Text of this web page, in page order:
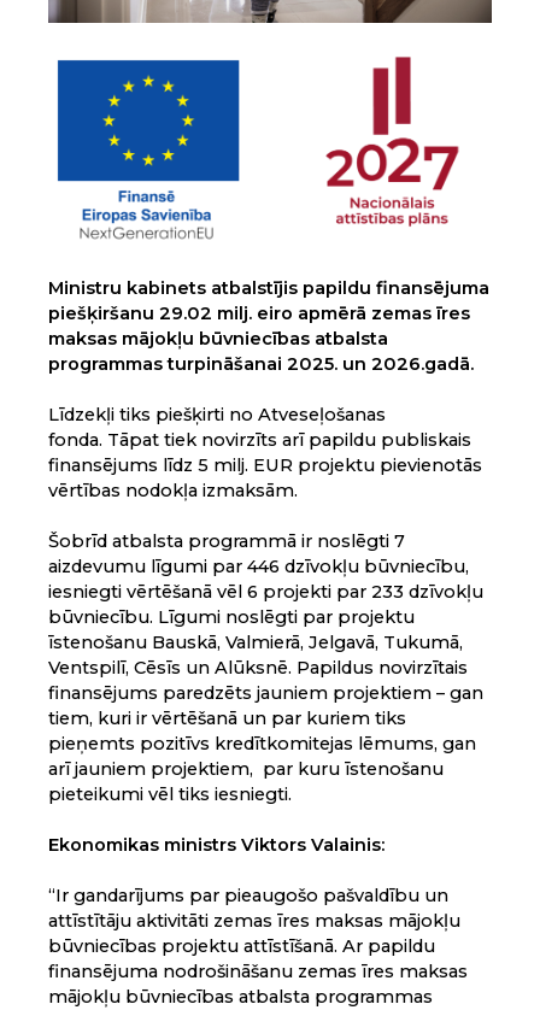
Ministru kabinets atbalstījis papildu finansējuma
piešķiršanu 29.02 milj. eiro apmērā zemas īres
maksas mājokļu būvniecības atbalsta
programmas turpināšanai 2025. un 2026.gadā.
Līdzekļi tiks piešķirti no Atveseļošanas
fonda. Tāpat tiek novirzīts arī papildu publiskais
finansējums līdz 5 milj. EUR projektu pievienotās
vērtības nodokļa izmaksām.
Šobrīd atbalsta programmā ir noslēgti 7
aizdevumu līgumi par 446 dzīvokļu būvniecību,
iesniegti vērtēšanā vēl 6 projekti par 233 dzīvokļu
būvniecību. Līgumi noslēgti par projektu
īstenošanu Bauskā, Valmierā, Jelgavā, Tukumā,
Ventspilī, Cēsīs un Alūksnē. Papildus novirzītais
finansējums paredzēts jauniem projektiem – gan
tiem, kuri ir vērtēšanā un par kuriem tiks
pieņemts pozitīvs kredītkomitejas lēmums, gan
arī jauniem projektiem, par kuru īstenošanu
pieteikumi vēl tiks iesniegti.
Ekonomikas ministrs Viktors Valainis:
“Ir gandarījums par pieaugošo pašvaldību un
attīstītāju aktivitāti zemas īres maksas mājokļu
būvniecības projektu attīstīšanā. Ar papildu
finansējuma nodrošināšanu zemas īres maksas
mājokļu būvniecības atbalsta programmas